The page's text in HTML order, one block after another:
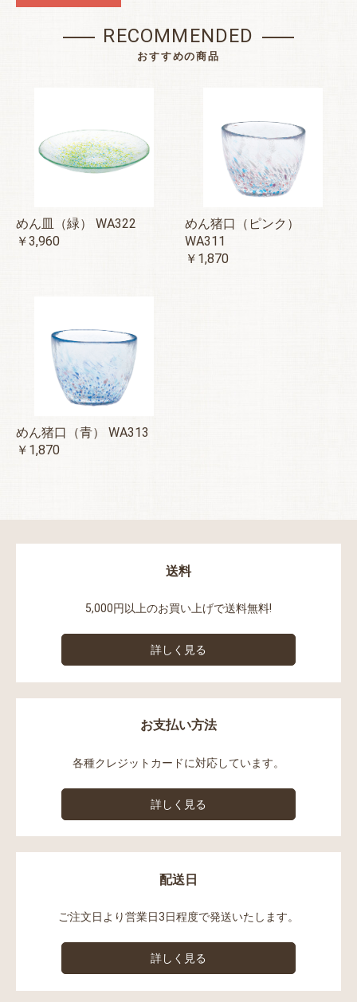
RECOMMENDED
おすすめの商品
めん皿（緑） WA322
￥3,960
めん猪口（ピンク）
WA311
￥1,870
めん猪口（青） WA313
￥1,870
送料
5,000円以上のお買い上げで送料無料!
詳しく見る
お支払い方法
各種クレジットカードに対応しています。
詳しく見る
配送日
ご注文日より営業日3日程度で発送いたします。
詳しく見る